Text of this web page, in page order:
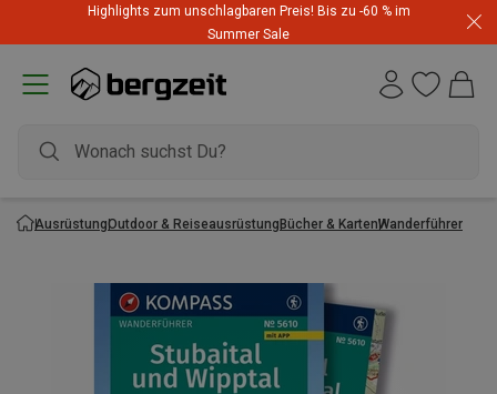
Highlights zum unschlagbaren Preis! Bis zu -60 % im
Summer Sale
AusrüstungOutdoor & ReiseausrüstungBücher & KartenWanderführer